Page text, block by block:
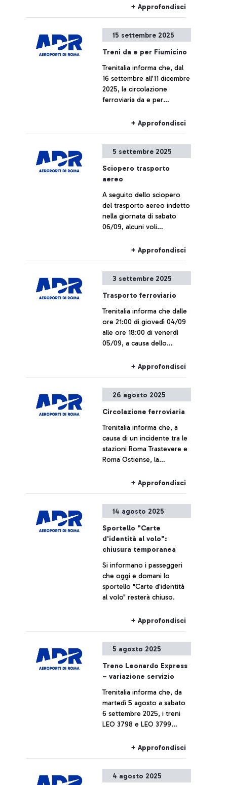
dicembre 2025, per lavori di
potenziamento
infrastrutturale finalizzati
alla realizzazione della
nuova fermata Pigneto, i
treni da e per l’aeroporto di
Fiumicino potranno subire
variazioni di numerazione,
limitazioni di percorso o
cancellazioni.
+ Approfondisci
15 settembre 2025
Treni da e per Fiumicino
Trenitalia informa che, dal
16 settembre all’11 dicembre
2025, la circolazione
ferroviaria da e per
sarà interrotta per lavori di
manutenzione
programmata presso la
stazione di Roma
Trastevere:
+ Approfondisci
5 settembre 2025
Sciopero trasporto
aereo
A seguito dello sciopero
del trasporto aereo indetto
nella giornata di sabato
06/09, alcuni voli
cancellazioni.+ Approfondisci
3 settembre 2025
Trasporto ferroviario
Trenitalia informa che dalle
ore 21:00 di giovedì 04/09
alle ore 18:00 di venerdì
05/09, a causa dello
personale del Gruppo FS,
Trenitalia, Trenitalia Tper e
Trenord, i collegamenti
ferroviari da e per
l’aeroporto di Fiumicino
cancellazioni.
+ Approfondisci
26 agosto 2025
Circolazione ferroviaria
Trenitalia informa che, a
causa di un incidente tra le
stazioni Roma Trastevere e
Roma Ostiense, la
momento è fortemente
rallentata.
+ Approfondisci
14 agosto 2025
Sportello "Carte
d'identità al volo":
chiusura temporanea
Si informano i passeggeri
che oggi e domani lo
sportello "Carte d'identità
al volo" resterà chiuso.
+ Approfondisci
5 agosto 2025
Treno Leonardo Express
– variazione servizio
Trenitalia informa che, da
martedì 5 agosto a sabato
6 settembre 2025, i treni
LEO 3798 e LEO 3799
+ Approfondisci
4 agosto 2025